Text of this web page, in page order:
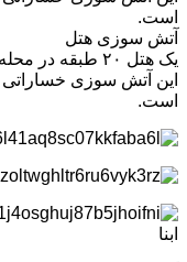
است.
آتش سوزی هتل
یک هتل ۲۰
این آتش سوزی
است.
ابنا